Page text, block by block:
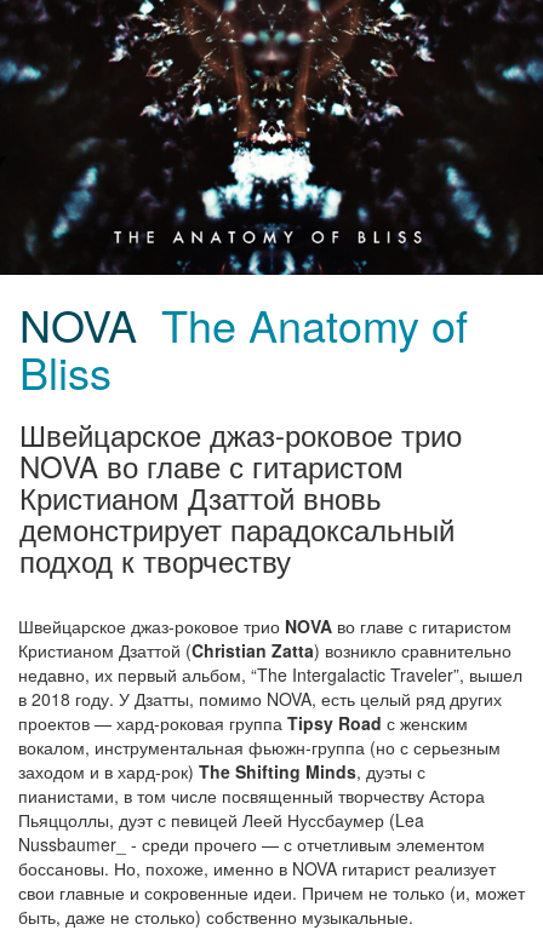
NOVA The Anatomy of
Bliss
Швейцарское джаз-роковое трио
NOVA во главе с гитаристом
Кристианом Дзаттой вновь
демонстрирует парадоксальный
подход к творчеству
Швейцарское джаз-роковое трио NOVA во главе с гитаристом
Кристианом Дзаттой (Christian Zatta) возникло сравнительно
недавно, их первый альбом, “The Intergalactic Traveler”, вышел
в 2018 году. У Дзатты, помимо NOVA, есть целый ряд других
проектов — хард-роковая группа Tipsy Road с женским
вокалом, инструментальная фьюжн-группа (но с серьезным
заходом и в хард-рок) The Shifting Minds, дуэты с
пианистами, в том числе посвященный творчеству Астора
Пьяццоллы, дуэт с певицей Леей Нуссбаумер (Lea
Nussbaumer_ - среди прочего — с отчетливым элементом
боссановы. Но, похоже, именно в NOVA гитарист реализует
свои главные и сокровенные идеи. Причем не только (и, может
быть, даже не столько) собственно музыкальные.